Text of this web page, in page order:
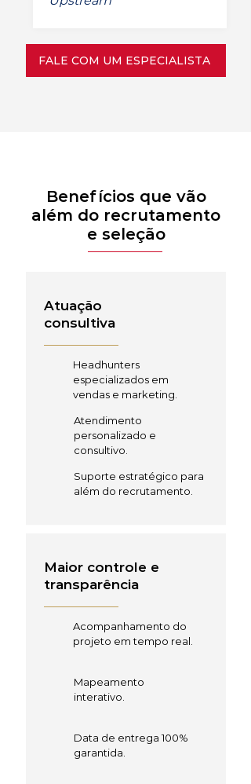
FALE COM UM ESPECIALISTA
Benefícios que vão
além do recrutamento
e seleção
Atuação
consultiva
Headhunters
especializados em
vendas e marketing.
Atendimento
personalizado e
consultivo.
Suporte estratégico para
além do recrutamento.
Maior controle e
transparência
Acompanhamento do
projeto em tempo real.
Mapeamento
interativo.
Data de entrega 100%
garantida.